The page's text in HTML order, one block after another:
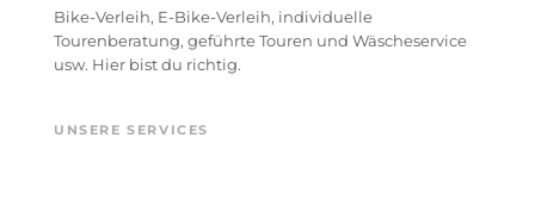
Bike-Verleih, E-Bike-Verleih, individuelle
Tourenberatung, geführte Touren und Wäscheservice
usw. Hier bist du richtig.
UNSERE SERVICES